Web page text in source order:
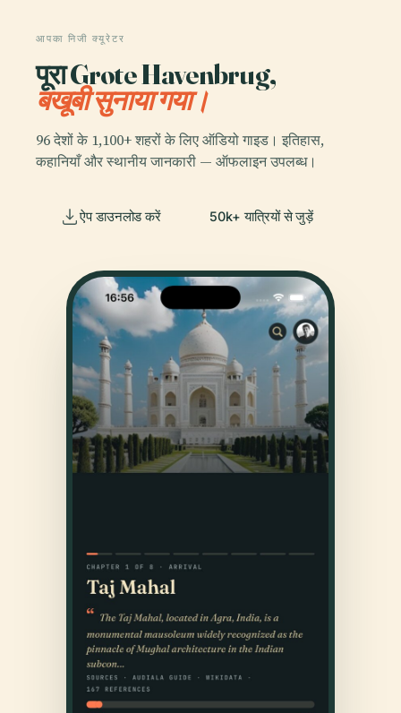
आपका निजी क्यूरेटर
पूरा Grote Havenbrug,
बखूबी सुनाया गया।
96 देशों के 1,100+ शहरों के लिए ऑडियो गाइड। इतिहास,
कहानियाँ और स्थानीय जानकारी — ऑफलाइन उपलब्ध।
ऐप डाउनलोड करें 50k+ यात्रियों से जुड़ें